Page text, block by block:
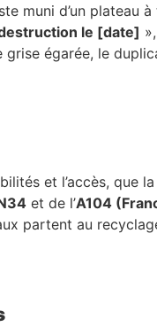
muni d’un plateau
le [date]
égarée, le
et l’accès, que
et de l’A104
partent au